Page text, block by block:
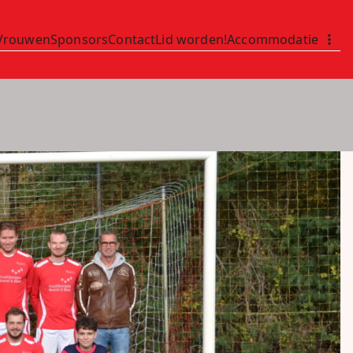
SponsorsContactLid worden!Accommodatie